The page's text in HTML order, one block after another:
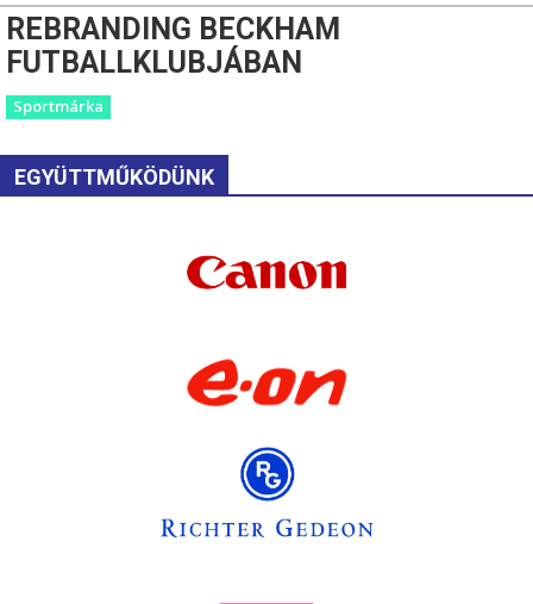
REBRANDING BECKHAM
FUTBALLKLUBJÁBAN
Sportmárka
EGYÜTTMŰKÖDÜNK